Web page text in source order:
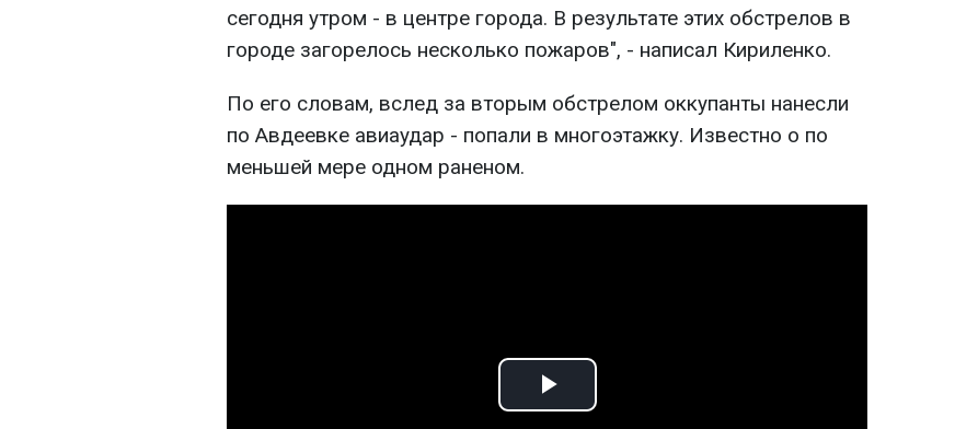
сегодня утром - в центре города. В результате этих обстрелов в
городе загорелось несколько пожаров", - написал Кириленко.
По его словам, вслед за вторым обстрелом оккупанты нанесли
по Авдеевке авиаудар - попали в многоэтажку. Известно о по
меньшей мере одном раненом.
Play